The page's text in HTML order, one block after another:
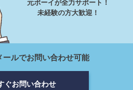
元ボーイが全力サポート！
未経験の方大歓迎！
ールでお問い合わせ可能
ぐお問い合わせ